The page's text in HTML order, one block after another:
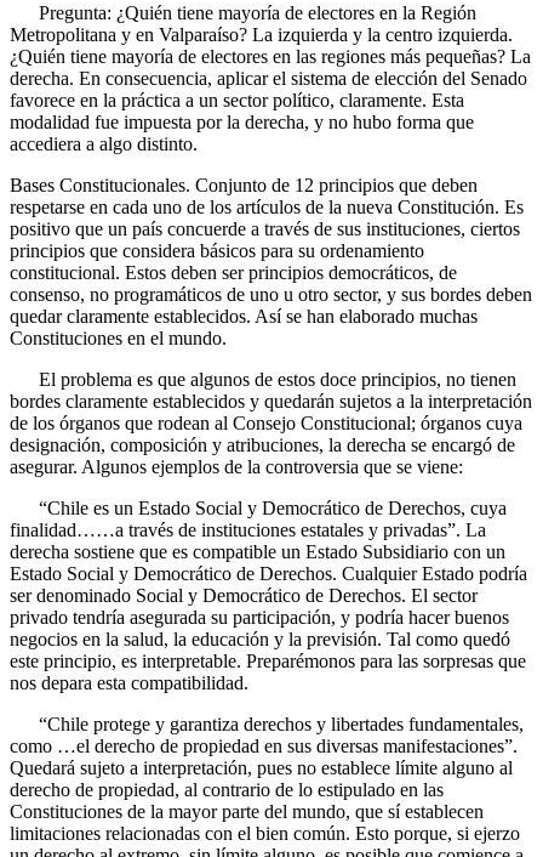
Pregunta: ¿Quién tiene mayoría de electores en la Región
Metropolitana y en Valparaíso? La izquierda y la centro izquierda.
¿Quién tiene mayoría de electores en las regiones más pequeñas? La
derecha. En consecuencia, aplicar el sistema de elección del Senado
favorece en la práctica a un sector político, claramente. Esta
modalidad fue impuesta por la derecha, y no hubo forma que
accediera a algo distinto.
Bases Constitucionales. Conjunto de 12 principios que deben
respetarse en cada uno de los artículos de la nueva Constitución. Es
positivo que un país concuerde a través de sus instituciones, ciertos
principios que considera básicos para su ordenamiento
constitucional. Estos deben ser principios democráticos, de
consenso, no programáticos de uno u otro sector, y sus bordes deben
quedar claramente establecidos. Así se han elaborado muchas
Constituciones en el mundo.
El problema es que algunos de estos doce principios, no tienen
bordes claramente establecidos y quedarán sujetos a la interpretación
de los órganos que rodean al Consejo Constitucional; órganos cuya
designación, composición y atribuciones, la derecha se encargó de
asegurar. Algunos ejemplos de la controversia que se viene:
“Chile es un Estado Social y Democrático de Derechos, cuya
finalidad……a través de instituciones estatales y privadas”. La
derecha sostiene que es compatible un Estado Subsidiario con un
Estado Social y Democrático de Derechos. Cualquier Estado podría
ser denominado Social y Democrático de Derechos. El sector
privado tendría asegurada su participación, y podría hacer buenos
negocios en la salud, la educación y la previsión. Tal como quedó
este principio, es interpretable. Preparémonos para las sorpresas que
nos depara esta compatibilidad.
“Chile protege y garantiza derechos y libertades fundamentales,
como …el derecho de propiedad en sus diversas manifestaciones”.
Quedará sujeto a interpretación, pues no establece límite alguno al
derecho de propiedad, al contrario de lo estipulado en las
Constituciones de la mayor parte del mundo, que sí establecen
limitaciones relacionadas con el bien común. Esto porque, si ejerzo